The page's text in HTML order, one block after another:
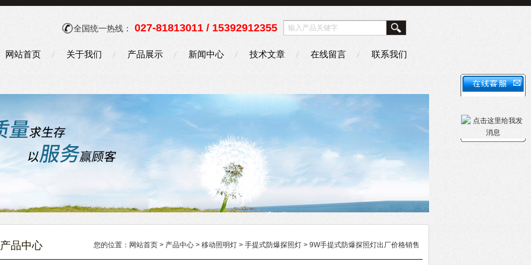
全国统一热线： 027-81813011 / 15392912355
网站首页 关于我们 产品展示 新闻中心 技术文章 在线留言 联系我们
产品中心 您的位置： 网站首页 > 产品中心 > 移动照明灯 > 手提式防爆探照灯 > 9W手提式防爆探照灯出厂价格销售